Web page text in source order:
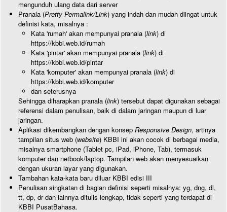
mengunduh ulang data dari server
Pranala (Pretty Permalink/Link) yang indah dan mudah diingat untuk
definisi kata, misalnya :
Kata 'rumah' akan mempunyai pranala (link) di
https://kbbi.web.id/rumah
Kata 'pintar' akan mempunyai pranala (link) di
https://kbbi.web.id/pintar
Kata 'komputer' akan mempunyai pranala (link) di
https://kbbi.web.id/komputer
dan seterusnya
Sehingga diharapkan pranala (link) tersebut dapat digunakan sebagai
referensi dalam penulisan, baik di dalam jaringan maupun di luar
jaringan.
Aplikasi dikembangkan dengan konsep Responsive Design, artinya
tampilan situs web (website) KBBI ini akan cocok di berbagai media,
misalnya smartphone (Tablet pc, iPad, iPhone, Tab), termasuk
komputer dan netbook/laptop. Tampilan web akan menyesuaikan
dengan ukuran layar yang digunakan.
Tambahan kata-kata baru diluar KBBI edisi III
Penulisan singkatan di bagian definisi seperti misalnya: yg, dng, dl,
tt, dp, dr dan lainnya ditulis lengkap, tidak seperti yang terdapat di
KBBI PusatBahasa.